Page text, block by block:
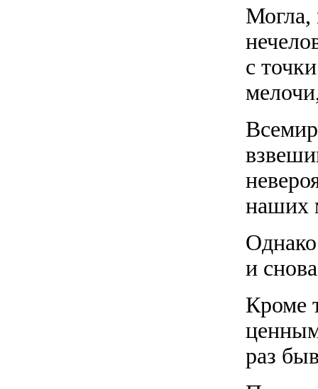
Могла,
с
наших
и
Кроме
раз